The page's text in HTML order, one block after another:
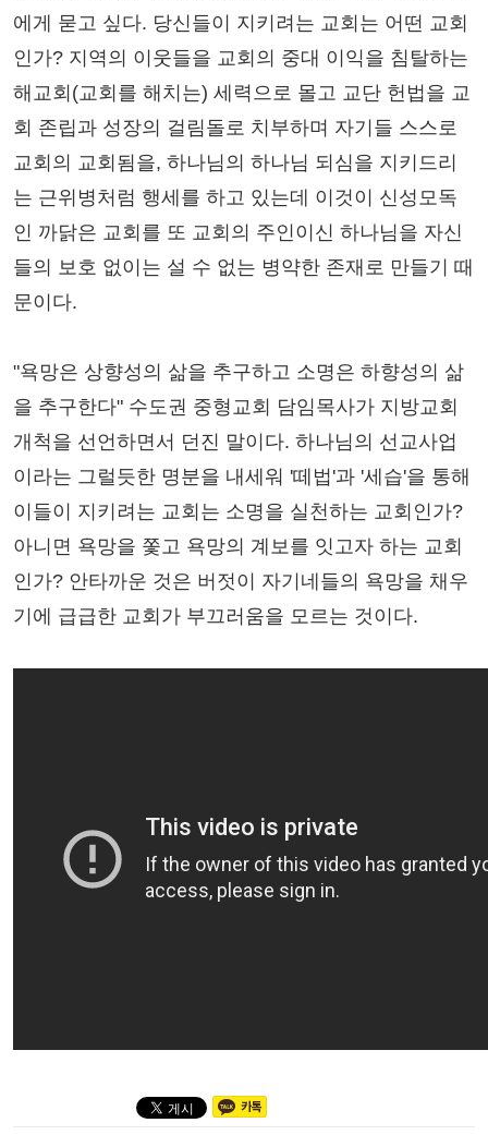
에게 묻고 싶다. 당신들이 지키려는 교회는 어떤 교회
인가? 지역의 이웃들을 교회의 중대 이익을 침탈하는
해교회(교회를 해치는) 세력으로 몰고 교단 헌법을 교
회 존립과 성장의 걸림돌로 치부하며 자기들 스스로
교회의 교회됨을, 하나님의 하나님 되심을 지키드리
는 근위병처럼 행세를 하고 있는데 이것이 신성모독
인 까닭은 교회를 또 교회의 주인이신 하나님을 자신
들의 보호 없이는 설 수 없는 병약한 존재로 만들기 때
문이다.
"욕망은 상향성의 삶을 추구하고 소명은 하향성의 삶
을 추구한다" 수도권 중형교회 담임목사가 지방교회
개척을 선언하면서 던진 말이다. 하나님의 선교사업
이라는 그럴듯한 명분을 내세워 '떼법'과 '세습'을 통해
이들이 지키려는 교회는 소명을 실천하는 교회인가?
아니면 욕망을 쫓고 욕망의 계보를 잇고자 하는 교회
인가? 안타까운 것은 버젓이 자기네들의 욕망을 채우
기에 급급한 교회가 부끄러움을 모르는 것이다.